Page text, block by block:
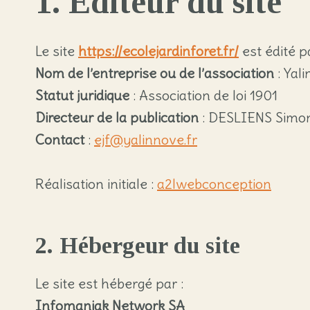
Le site https://ecolejardinforet.fr/ est édité
Nom de l’entreprise ou de l’association :
Statut juridique : Association de loi 1901
Directeur de la publication : DESLIENS
Contact: ejf@yalinnove.fr
Réalisation initiale : a2lwebconception
2. Hébergeur du site
Le site est hébergé par :
Infomaniak Network SA